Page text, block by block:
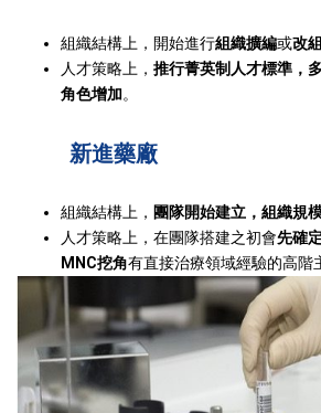
組織結構上，開始進行組織擴編或改組
人才策略上， 推行菁英制人才標準，
角色增加。
新進藥廠
組織結構上， 團隊開始建立，組織規
人才策略上，在團隊搭建之初會先確
MNC挖角有直接治療領域經驗的高階